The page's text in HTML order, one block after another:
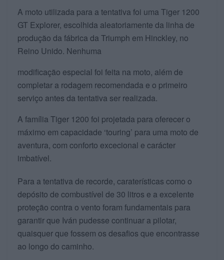
A moto utilizada para a tentativa foi uma Tiger 1200
GT Explorer, escolhida aleatoriamente da linha de
produção da fábrica da Triumph em Hinckley, no
Reino Unido. Nenhuma
modificação especial foi feita na moto, além de
completar a rodagem recomendada e o primeiro
serviço antes da tentativa ser realizada.
A família Tiger 1200 foi projetada para oferecer o
máximo em capacidade ‘touring’ para uma moto de
aventura, com conforto excecional e carácter
imbatível.
Para a tentativa de recorde, caraterísticas como o
depósito de combustível de 30 litros e a excelente
proteção contra o vento foram fundamentais para
garantir que Iván pudesse continuar a pilotar,
quaisquer que fossem os desafios que encontrasse
ao longo do caminho.